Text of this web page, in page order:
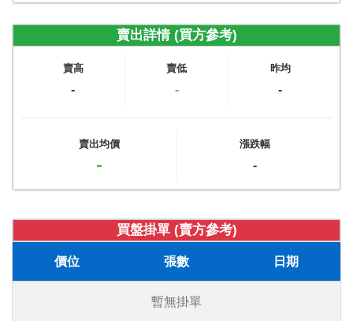
賣出詳情 (買方參考)
賣高
-
賣低
-
昨均
-
賣出均價
-
漲跌幅
-
買盤掛單 (賣方參考)
價位 張數 日期
暫無掛單